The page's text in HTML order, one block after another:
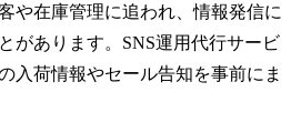
や在庫管理に追われ、情報発信に
があります。SNS運用代行サービ
入荷情報やセール告知を事前にま